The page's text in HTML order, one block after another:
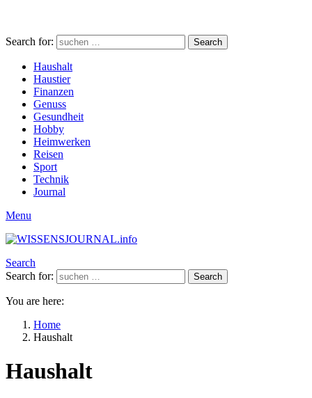
Search for: Search
Haushalt
Haustier
Finanzen
Genuss
Gesundheit
Hobby
Heimwerken
Reisen
Sport
Technik
Journal
Menu
Search
Search for:
Search
You are here:
Home
Haushalt
Haushalt